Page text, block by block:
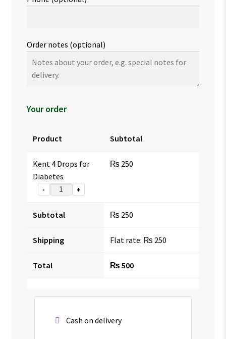
Order notes (optional)
Your order
Product Subtotal
Kent 4 Drops for
Diabetes
- +
₨ 250
Subtotal ₨ 250
Shipping Flat rate: ₨ 250
Total ₨ 500
Cash on delivery